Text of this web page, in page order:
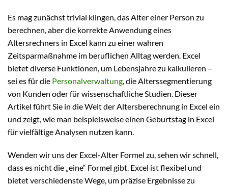
Es mag zunächst trivial klingen, das Alter einer Person zu
berechnen, aber die korrekte Anwendung eines
Altersrechners in Excel kann zu einer wahren
Zeitsparmaßnahme im beruflichen Alltag werden. Excel
bietet diverse Funktionen, um Lebensjahre zu kalkulieren –
sei es für die Personalverwaltung , die Alterssegmentierung
von Kunden oder für wissenschaftliche Studien. Dieser
Artikel führt Sie in die Welt der Altersberechnung in Excel ein
und zeigt, wie man beispielsweise einen Geburtstag in Excel
für vielfältige Analysen nutzen kann.
Wenden wir uns der Excel-Alter Formel zu, sehen wir schnell,
dass es nicht die „eine“ Formel gibt. Excel ist flexibel und
bietet verschiedenste Wege, um präzise Ergebnisse zu